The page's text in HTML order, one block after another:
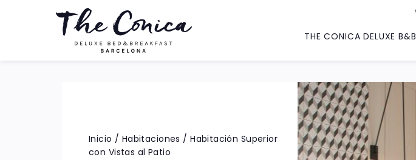
THE CONICA DELUXE B&B
Inicio / Habitaciones /Habitación Superior
con Vistas al Patio